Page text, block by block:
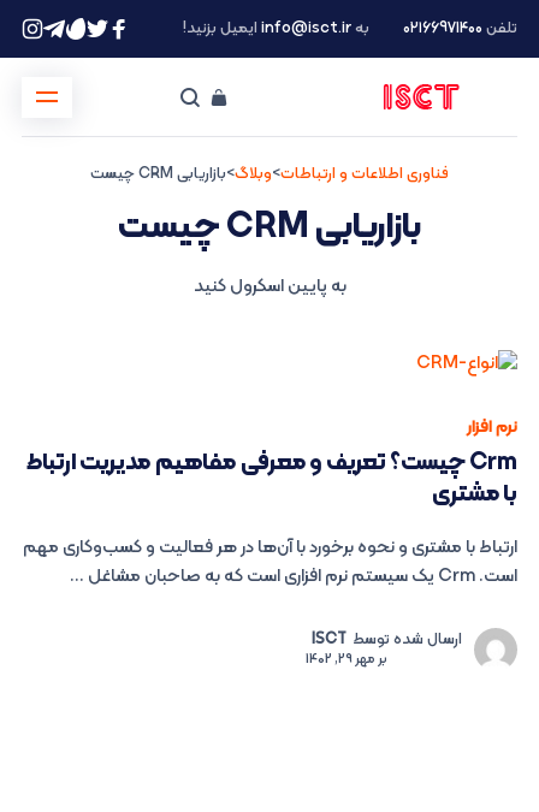
تلفن ۰۲۱66971400 بهinfo@isct.irایمیل بزنید!
فناوری اطلاعات و ارتباطات>وبلاگ>بازاریابی CRM چیست
بازاریابی CRM چیست
به پایین اسکرول کنید
نرم افزار
Crm چیست؟ تعریف و معرفی مفاهیم مدیریت ارتباط
با مشتری
ارتباط با مشتری و نحوه برخورد با آن‌ها در هر فعالیت و کسب‌وکاری مهم
است. Crm یک سیستم نرم افزاری است که به صاحبان مشاغل ...
ارسال شده توسط ISCT
برمهر 29, 1402